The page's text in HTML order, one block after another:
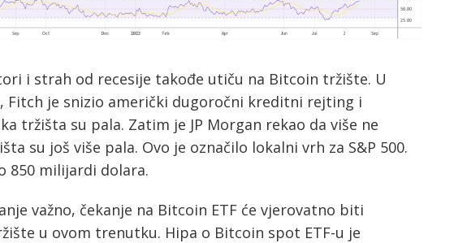
i strah od recesije takođe utiču na Bitcoin tržište. U
Fitch je snizio američki dugoročni kreditni rejting i
tržišta su pala. Zatim je JP Morgan rekao da više ne
su još više pala. Ovo je označilo lokalni vrh za S&P 500.
850 milijardi dolara.
važno, čekanje na Bitcoin ETF će vjerovatno biti
u ovom trenutku. Hipa o Bitcoin spot ETF-u je